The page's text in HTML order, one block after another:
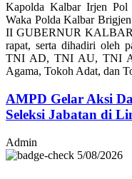
Kapolda Kalbar Irjen
Waka Polda Kalbar
II GUBERNUR KALBAR
rapat, serta dihadiri oleh
TNI AD, TNI AU, TNI
Agama, Tokoh Adat, dan
AMPD Gelar Aksi
Seleksi Jabatan di
Admin
5/08/2026